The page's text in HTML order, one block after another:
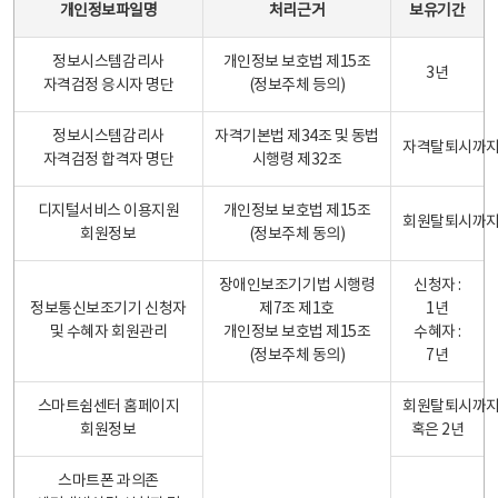
개인정보파일명 처리근거 보유기간
정보시스템감리사
자격검정 응시자 명단
개인정보 보호법 제15조
(정보주체 등의)
3년
정보시스템감리사
자격검정 합격자 명단
자격기본법 제34조 및 동법
시행령 제32조
자격탈퇴시까
디지털서비스 이용지원
회원정보
개인정보 보호법 제15조
(정보주체 동의)
회원탈퇴시까
정보통신보조기기 신청자
및 수혜자 회원관리
장애인보조기기법 시행령
제7조 제1호
개인정보 보호법 제15조
(정보주체 동의)
신청자 :
1년
수혜자 :
7년
스마트쉼센터 홈페이지
회원정보
회원탈퇴시까
혹은 2년
스마트폰 과의존